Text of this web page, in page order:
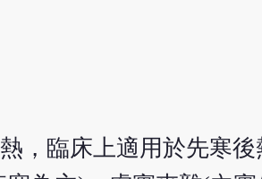
，臨床上適用於先寒